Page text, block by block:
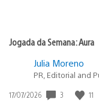
Jogada da Semana: Aura
Julia Moreno
PR, Editorial and
Data
17/07/2026 3 11